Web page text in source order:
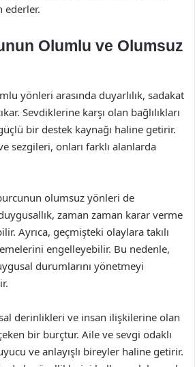
ederler.
Olumlu ve Olumsuz
yönleri arasında duyarlılık, sadakat
Sevdiklerine karşı olan bağlılıkları
bir destek kaynağı haline getirir.
ve sezgileri, onları farklı alanlarda
olumsuz yönleri de
zaman zaman karar verme
Ayrıca, geçmişteki olaylara takılı
engelleyebilir. Bu nedenle,
durumlarını yönetmeyi
derinlikleri ve insan ilişkilerine olan
bir burçtur. Aile ve sevgi odaklı
ve anlayışlı bireyler haline getirir.